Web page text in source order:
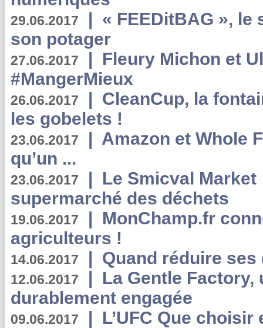
29.06.2017 | « FEEDitBAG », le
son potager
27.06.2017 | Fleury Michon et
#MangerMieux
26.06.2017 | CleanCup, la
les gobelets !
23.06.2017 | Amazon et Whole
qu’un ...
23.06.2017 | Le Smicval
supermarché des déchets
19.06.2017 | MonChamp.fr
agriculteurs !
14.06.2017 | Quand réduire
12.06.2017 | La Gentle
durablement engagée
09.06.2017 | L’UFC Que